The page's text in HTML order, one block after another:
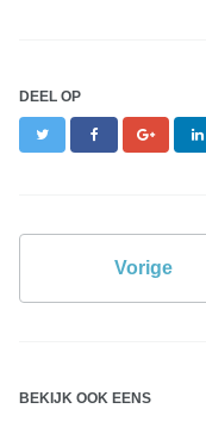
DEEL OP
Twitter FacebookGoogle+
Vorige
BEKIJK OOK EENS